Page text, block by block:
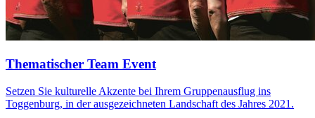
Thematischer Team Event
Setzen Sie kulturelle Akzente bei Ihrem Gruppenausflug ins
Toggenburg, in der ausgezeichneten Landschaft des Jahres 2021.